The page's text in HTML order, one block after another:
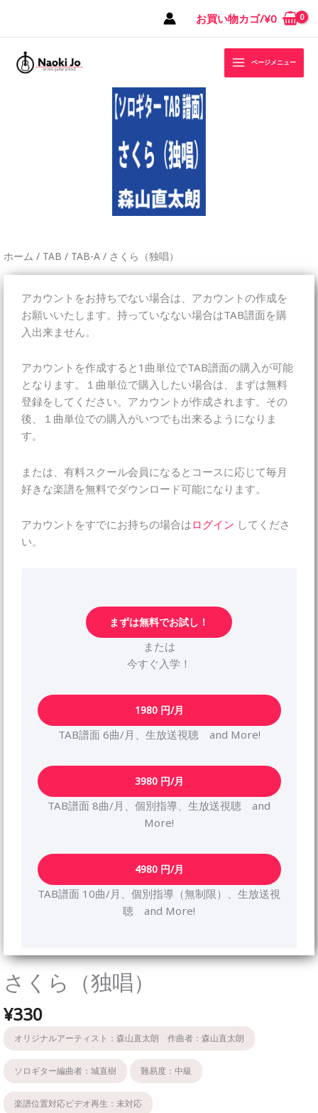
お買い物カゴ/¥0
ページメニュー
ホーム / TAB / TAB-A / さくら（独唱）
アカウントをお持ちでない場合は、アカウントの作成を
お願いいたします。持っていなない場合はTAB譜面を購
入出来ません。
アカウントを作成すると1曲単位でTAB譜面の購入が可能
となります。１曲単位で購入したい場合は、まずは無料
登録をしてください。アカウントが作成されます。その
後、１曲単位での購入がいつでも出来るようになりま
す。
または、有料スクール会員になるとコースに応じて毎月
好きな楽譜を無料でダウンロード可能になります。
アカウントをすでにお持ちの場合はログイン してくださ
い。
まずは無料でお試し！
または
今すぐ入学！
1980 円/月
TAB譜面 6曲/月、生放送視聴 and More!
3980 円/月
TAB譜面 8曲/月、個別指導、生放送視聴 and
More!
4980 円/月
TAB譜面 10曲/月、個別指導（無制限）、生放送視
聴 and More!
さくら（独唱）
¥330
オリジナルアーティスト：森山直太朗 作曲者：森山直太朗
ソロギター編曲者：城直樹 難易度：中級
楽譜位置対応ビデオ再生：未対応